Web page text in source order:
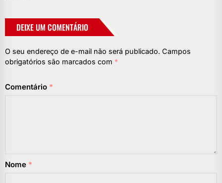
DEIXE UM COMENTÁRIO
O seu endereço de e-mail não será publicado. Campos
obrigatórios são marcados com *
Comentário *
Nome *